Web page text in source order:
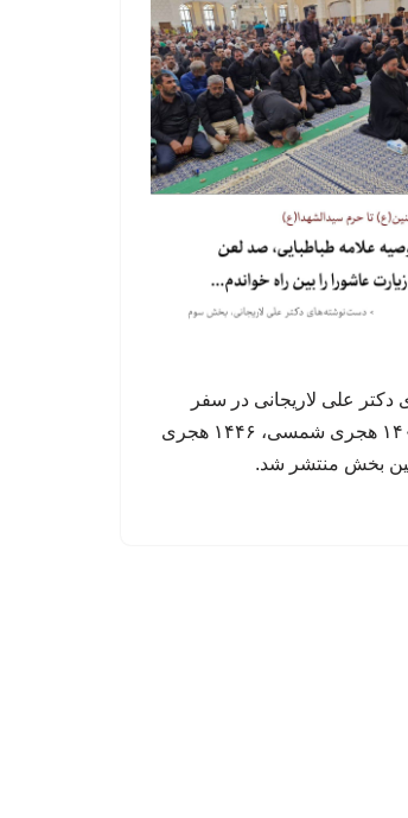
علی لاریجانی در سفر
اربعین سال ۱۴۰۳ هجری شمسی، ۱۴۴۶ هجری
بخش منتشر شد.